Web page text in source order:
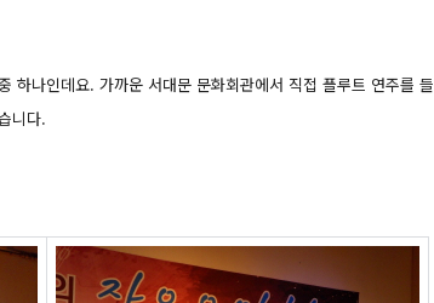
하나인데요. 가까운 서대문 문화회관에서 직접 플루트 연주를 들
니다.